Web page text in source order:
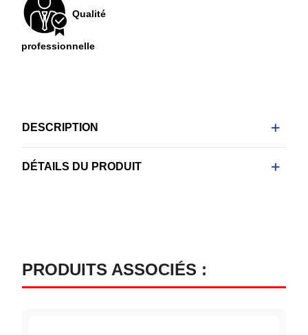
Qualité
professionnelle
DESCRIPTION
DÉTAILS DU PRODUIT
PRODUITS ASSOCIÉS :